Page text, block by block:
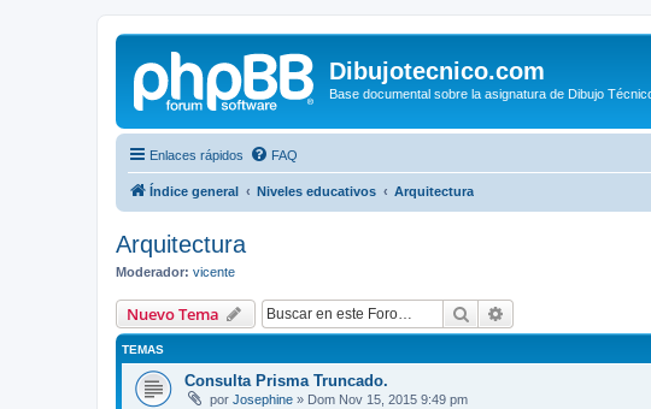
Dibujotecnico.com
Base documental sobre la asignatura de Dibujo
Enlaces rápidos FAQ
Índice general Niveles educativos Arquitectura
Arquitectura
Moderador: vicente
Nuevo Tema Buscar
TEMAS
Consulta Prisma Truncado.
por Josephine » Dom Nov 15, 2015 9:49 pm